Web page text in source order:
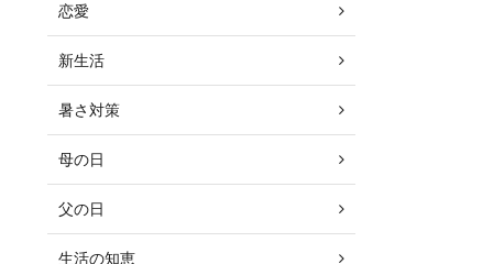
恋愛
新生活
暑さ対策
母の日
父の日
生活の知恵